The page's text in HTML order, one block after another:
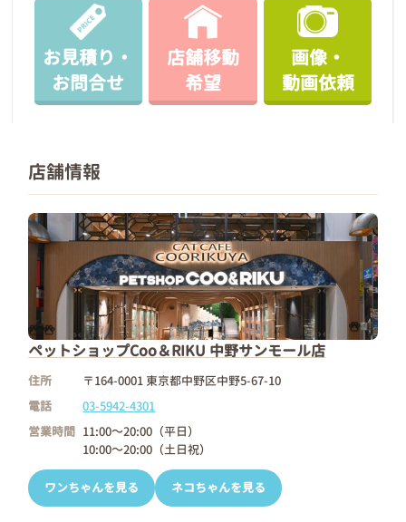
お見積り・
お問合せ
店舗移動
希望
画像・
動画依頼
店舗情報
ペットショップCoo＆RIKU 中野サンモール店
住所
〒164-0001 東京都中野区中野5-67-10
電話
03-5942-4301
営業時間 11:00～20:00（平日）
10:00～20:00（土日祝）
ワンちゃんを見る ネコちゃんを見る